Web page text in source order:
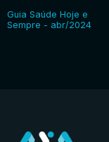
Guia Saúde Hoje e
Sempre - abr/2024